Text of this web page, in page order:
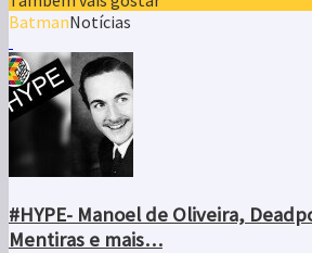
BatmanNotícias
#HYPE- Manoel de Oliveira,
Mentiras e mais…